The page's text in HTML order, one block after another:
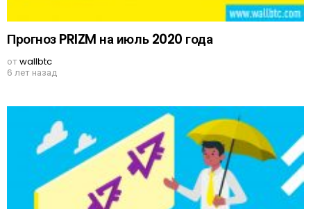
Прогноз PRIZM на июль 2020 года
отwallbtc
6 лет назад